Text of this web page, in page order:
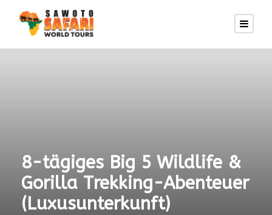
8-tägiges Big 5 Wildlife &
Gorilla Trekking-Abenteuer
(Luxusunterkunft)